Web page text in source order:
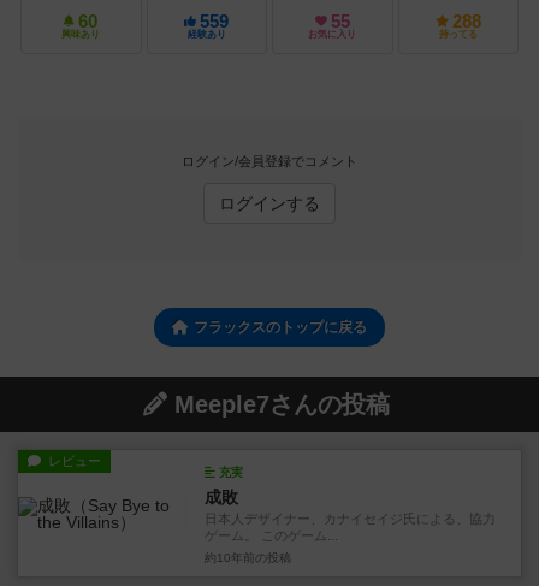
60
興味あり
559
経験あり
55
お気に入り
288
持ってる
ログイン/会員登録でコメント
ログインする
フラックスのトップに戻る
Meeple7さんの投稿
レビュー
充実
成敗
日本人デザイナー、カナイセイジ氏による、協力
ゲーム。 このゲーム...
約10年前 の投稿